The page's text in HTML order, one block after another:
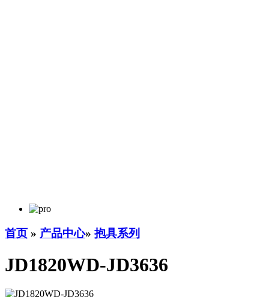
首页 » 产品中心» 抱具系列
JD1820WD-JD3636